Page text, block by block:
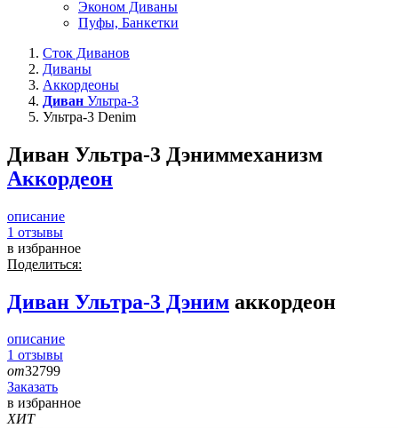
Эконом Диваны
Пуфы, Банкетки
Сток Диванов
Диваны
Аккордеоны
Диван Ультра-3
Ультра-3 Denim
Диван Ультра-3 Дэниммеханизм
Аккордеон
описание
1 отзывы
в избранное
Поделиться:
Диван Ультра-3 Дэним аккордеон
описание
1 отзывы
от32799
Заказать
в избранное
ХИТ